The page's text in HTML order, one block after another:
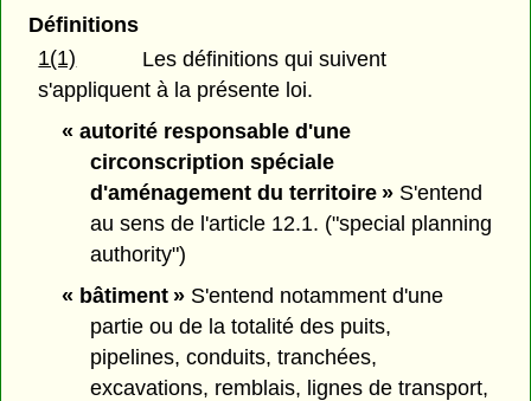
Définitions
1(1)
Les définitions qui suivent
s'appliquent à la présente loi.
« autorité responsable d'une
circonscription spéciale
d'aménagement du territoire » S'entend
au sens de l'article 12.1. ("special planning
authority")
« bâtiment » S'entend notamment d'une
partie ou de la totalité des puits,
pipelines, conduits, tranchées,
excavations, remblais, lignes de transport,